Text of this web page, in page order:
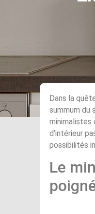
Dans la
summum du
minimalistes
d’intérieur
possibilités
Le